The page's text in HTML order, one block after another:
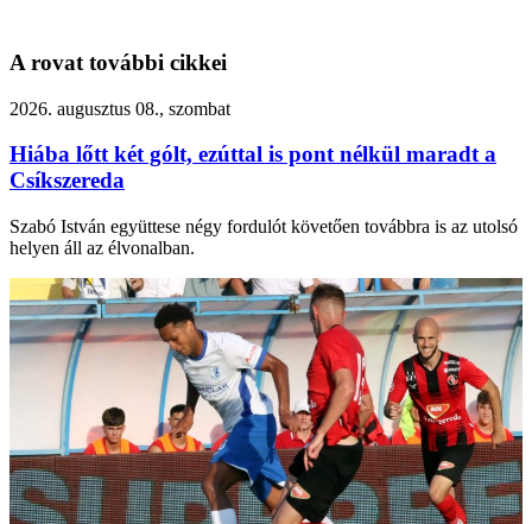
A rovat további cikkei
2026. augusztus 08., szombat
Hiába lőtt két gólt, ezúttal is pont nélkül maradt a
Csíkszereda
Szabó István együttese négy fordulót követően továbbra is az utolsó
helyen áll az élvonalban.